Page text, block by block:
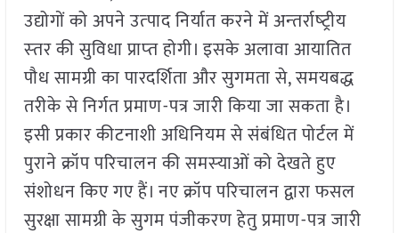
उद्योगों को अपने उत्‍पाद निर्यात करने में अन्‍तर्राष्‍ट्रीय
स्‍तर की सुविधा प्राप्‍त होगी। इसके अलावा आयातित
पौध सामग्री का पारदर्शिता और सुगमता से, समयबद्ध
तरीके से निर्गत प्रमाण-पत्र जारी किया जा सकता है।
इसी प्रकार कीटनाशी अधिनियम से संबंधित पोर्टल में
पुराने क्रॉप परिचालन की समस्‍याओं को देखते हुए
संशोधन किए गए हैं। नए क्रॉप परिचालन द्वारा फसल
सुरक्षा सामग्री के सुगम पंजीकरण हेतु प्रमाण-पत्र जारी